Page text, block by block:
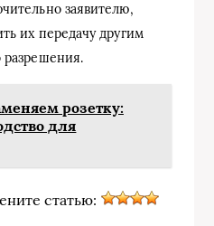
заявителю,
их передачу другим
разрешения.
розетку:
для
статью: